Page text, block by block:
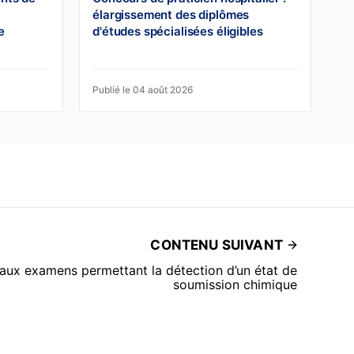
élargissement des diplômes
d'études spécialisées éligibles
Publié le 04 août 2026
CONTENU SUIVANT
examens permettant la détection d’un état de
soumission chimique